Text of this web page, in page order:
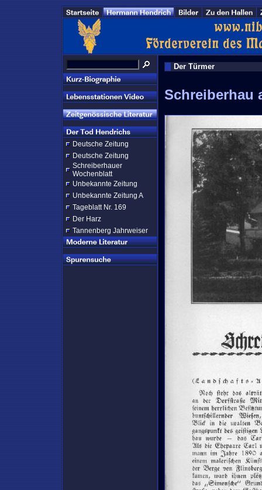
Deutsche Zeitung
Deutsche Zeitung
Schreiberhauer
Wochenblatt
Unbekannte Zeitung
Unbekannte Zeitung A
Tageblatt Nr. 169
Der Harz
Tannenberg Jahrweiser
Der Türmer
Schreiberhau